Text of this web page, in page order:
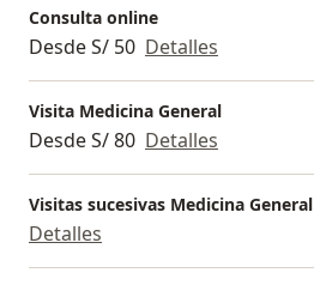
Consulta online
Desde S/ 50 Detalles
Visita Medicina General
Desde S/ 80 Detalles
Visitas sucesivas Medicina General
Detalles